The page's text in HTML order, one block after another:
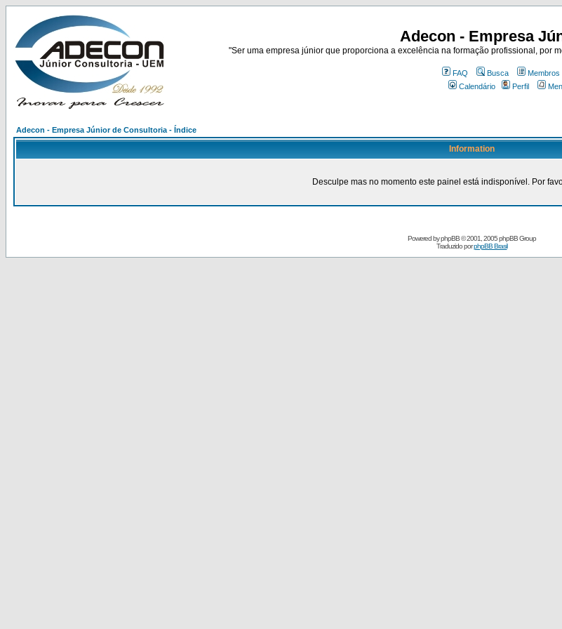
Adecon - Empresa
"Ser uma empresa júnior que proporciona a excelência na formação profissional, por
FAQ Busca Membros
Calendário
Perfil
Adecon - Empresa Júnior de Consultoria - Índice
Information
Desculpe mas no momento este painel está indisponível. Por
Powered byphpBB© 2001, 2005 phpBB Group
Traduzido porphpBB Brasil